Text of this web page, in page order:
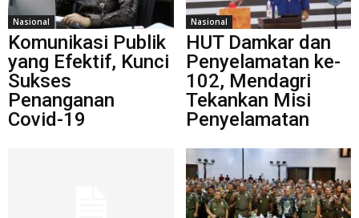
Nasional
Komunikasi Publik
yang Efektif, Kunci
Sukses
Penanganan
Covid-19
Nasional
HUT Damkar dan
Penyelamatan ke-
102, Mendagri
Tekankan Misi
Penyelamatan